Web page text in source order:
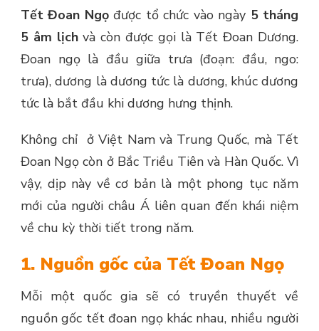
Tết Đoan Ngọđược tổ chức vào ngày 5 tháng
5 âm lịchvà còn được gọi là Tết Đoan Dương.
Đoan ngọ là đầu giữa trưa (đoạn: đầu, ngo:
trưa), dương là dương tức là dương, khúc dương
tức là bắt đầu khi dương hưng thịnh.
Không chỉ ở Việt Nam và Trung Quốc, mà Tết
Đoan Ngọ còn ở Bắc Triều Tiên và Hàn Quốc. Vì
vậy, dịp này về cơ bản là một phong tục năm
mới của người châu Á liên quan đến khái niệm
về chu kỳ thời tiết trong năm.
1. Nguồn gốc của Tết Đoan Ngọ
Mỗi một quốc gia sẽ có truyền thuyết về
nguồn gốc tết đoan ngọ khác nhau, nhiều người